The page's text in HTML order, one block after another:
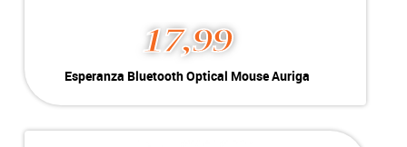
17,99
Esperanza Bluetooth Optical Mouse Auriga
Conditie:
Nieuw